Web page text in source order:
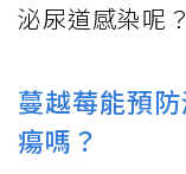
泌尿道感染呢
蔓越莓能預
瘍嗎？